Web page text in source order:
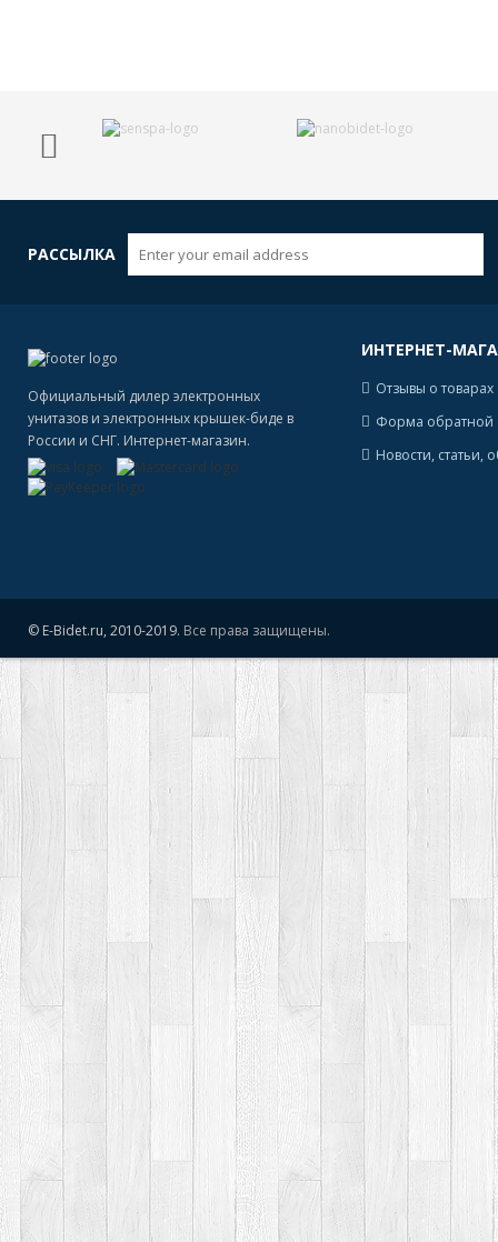
РАССЫЛКА
Официальный дилер электронных
унитазов и электронных крышек-биде в
России и СНГ. Интернет-магазин.
ИНТЕРНЕТ-
Отзывы о товарах
Форма обратной
Новости, статьи,
© E-Bidet.ru, 2010-2019. Все права защищены.